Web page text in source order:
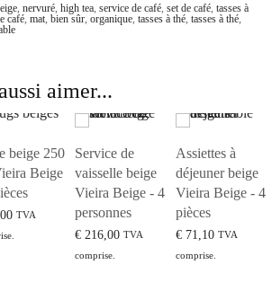
, nervuré, high tea, service de café, set de café, tasses à
café, mat, bien sûr, organique, tasses à thé, tasses à thé,
aimer...
beige 250
Beige
TVA
Service de
vaisselle beige
Vieira Beige - 4
personnes
€ 216,00 TVA
comprise.
Assiettes à
déjeuner beige
Vieira Beige - 4
pièces
€ 71,10 TVA
comprise.